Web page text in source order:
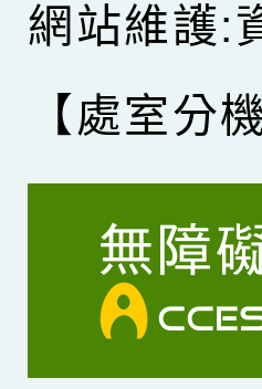
網站維護:
【處室分